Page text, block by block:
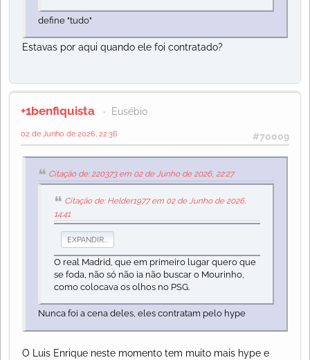
define "tudo"
Estavas por aqui quando ele foi contratado?
+1benfiquista Eusébio
#70009
02 de Junho de 2026, 22:36
Citação de: 220373 em 02 de Junho de 2026, 22:27
Citação de: Helder1977 em 02 de Junho de 2026,
14:41
EXPANDIR...
O real Madrid, que em primeiro lugar quero que
se foda, não só não ia não buscar o Mourinho,
como colocava os olhos no PSG.
Nunca foi a cena deles, eles contratam pelo hype
O Luis Enrique neste momento tem muito mais hype e